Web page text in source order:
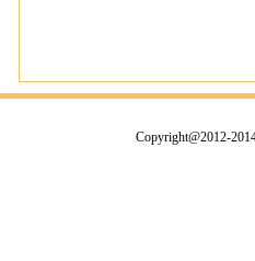
Copyright@2012-